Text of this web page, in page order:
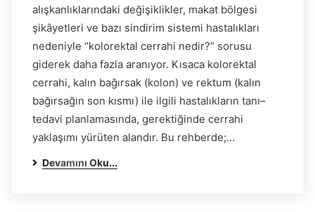
alışkanlıklarındaki değişiklikler, makat bölgesi
şikâyetleri ve bazı sindirim sistemi hastalıkları
nedeniyle “kolorektal cerrahi nedir?” sorusu
giderek daha fazla aranıyor. Kısaca kolorektal
cerrahi, kalın bağırsak (kolon) ve rektum (kalın
bağırsağın son kısmı) ile ilgili hastalıkların tanı–
tedavi planlamasında, gerektiğinde cerrahi
yaklaşımı yürüten alandır. Bu rehberde;…
Devamını Oku...